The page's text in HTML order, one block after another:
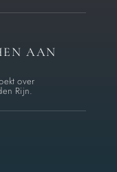
AAN
over
Rijn.